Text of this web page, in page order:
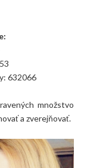
632066
množstvo
a zverejňovať.